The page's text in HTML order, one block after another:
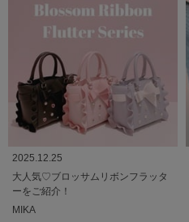
2025.12.25
大人気♡ブロッサムリボンフラッタ
ーをご紹介！
MIKA